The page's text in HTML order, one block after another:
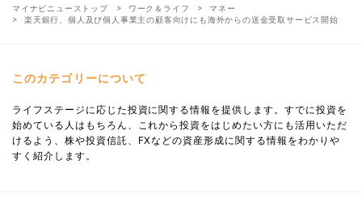
マイナビニューストップ ワーク＆ライフ
マネー
楽天銀行、個人及び個人事業主の顧客向けにも海外からの送金受取サービス開始
このカテゴリーについて
ライフステージに応じた投資に関する情報を提供します。すでに投資を
始めている人はもちろん、これから投資をはじめたい方にも活用いただ
けるよう、株や投資信託、FXなどの資産形成に関する情報をわかりや
すく紹介します。